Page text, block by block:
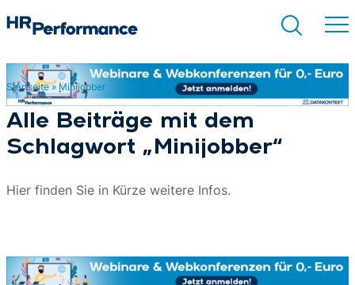
Suchen
Startseite» Minijobber
Alle Beiträge mit dem
Schlagwort „Minijobber“
Hier finden Sie in Kürze weitere Infos.